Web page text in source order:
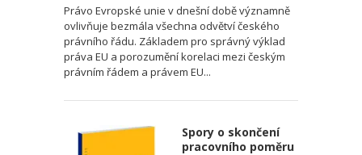
Právo Evropské unie v dnešní době významně
ovlivňuje bezmála všechna odvětví českého
právního řádu. Základem pro správný výklad
práva EU a porozumění korelaci mezi českým
právním řádem a právem EU...
Spory o skončení
pracovního poměru